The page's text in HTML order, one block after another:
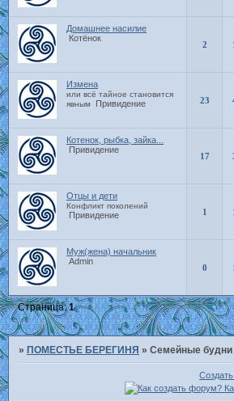
Домашнее насилие
Котёнок
2
Измена
или всё тайное становится
явным
Привидение 23
Котенок, рыбка, зайка...
Привидение
17
Отцы и дети
Конфликт поколений
Привидение 1
Муж(жена) начальник
Admin
0
Страница:1
» ПОМЕСТЬЕ БЕРЕГИНЯ »Семейные будни